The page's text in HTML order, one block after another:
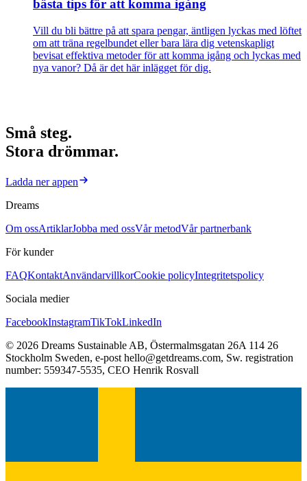
bästa tips för att komma igång
Vill du bli bättre på att spara pengar, äntligen lyckas med löftet
om att träna regelbundet eller bara lära dig vetenskapligt
bevisat effektiva metoder för att komma igång och lyckas med
nya vanor? Då är det här inlägget för dig.
Små steg.
Stora drömmar.
Ladda ner appen
Dreams
Om ossArtiklarJobba med ossVår metodVår partnerbank
För kunder
FAQKontaktAnvändarvillkorCookie policyIntegritetspolicy
Sociala medier
FacebookInstagramTikTokLinkedIn
© 2026 Dreams Sustainable AB, Östermalmsgatan 26A 114 26
Stockholm Sweden, e-post hello@getdreams.com, Sw. registration
number: 559347-5535, CEO Henrik Rosvall